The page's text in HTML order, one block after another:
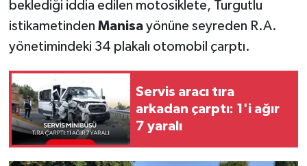
beklediği iddia edilen motosiklete, Turgutlu
istikametinden Manisayönüne seyreden R.A.
yönetimindeki 34 plakalı otomobil çarptı.
Servis aracı tıra
arkadan çarptı: 1'i ağır
7 yaralı